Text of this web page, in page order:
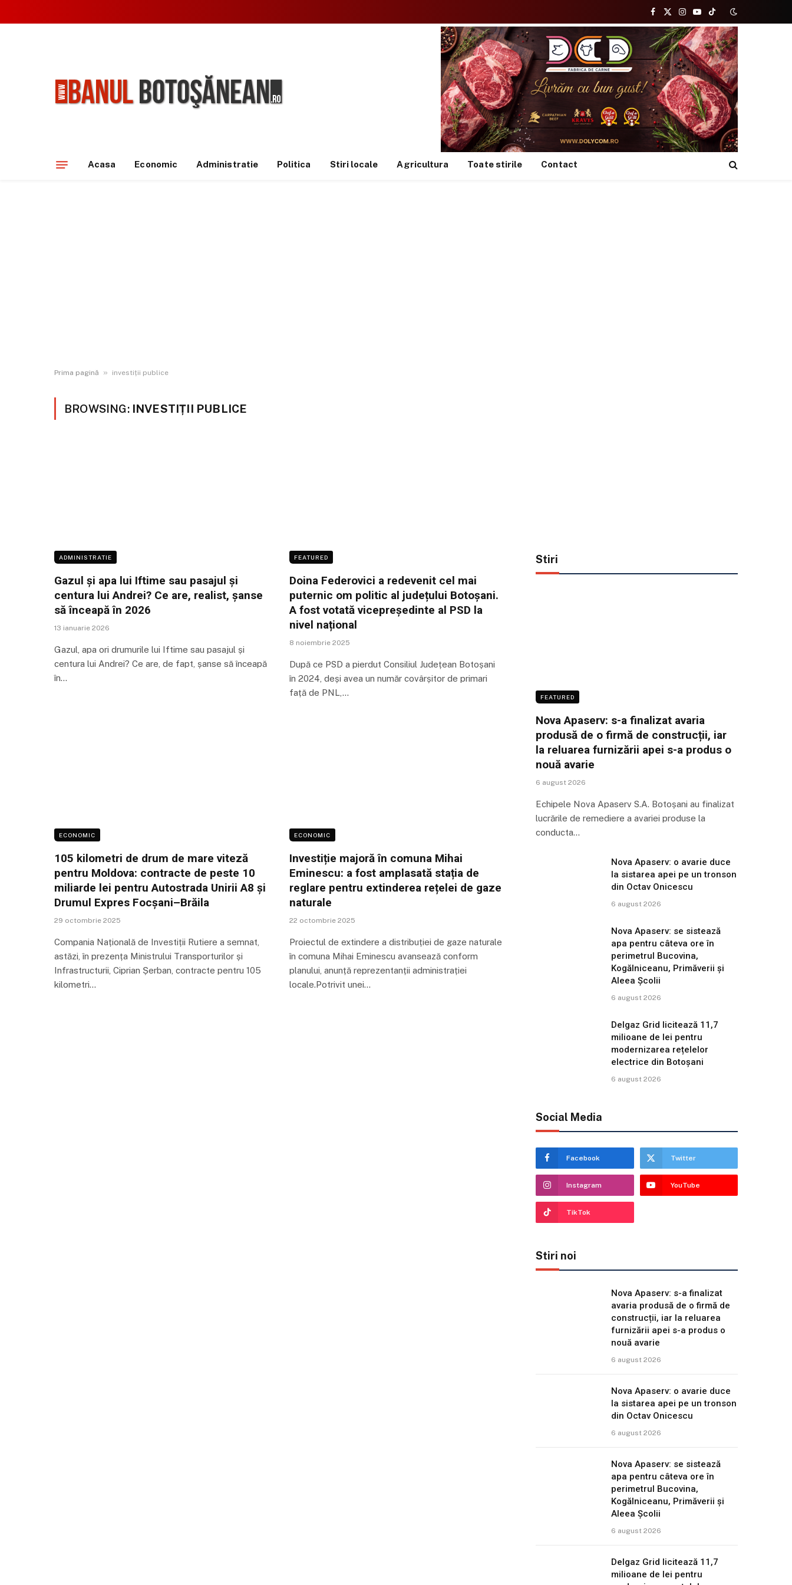
Facebook
X
(Twitter)
Instagram
YouTubeTikTok
Acasa Economic Administratie Politica Stiri locale Agricultura Toate stirile Contact
Prima pagină » investiții publice
BROWSING: INVESTIȚII PUBLICE
ADMINISTRATIE
Gazul și apa lui Iftime sau pasajul și
centura lui Andrei? Ce are, realist, șanse
să înceapă în 2026
13 ianuarie 2026
Gazul, apa ori drumurile lui Iftime sau pasajul și
centura lui Andrei? Ce are, de fapt, șanse să înceapă
în…
FEATURED
Doina Federovici a redevenit cel mai
puternic om politic al județului Botoșani.
A fost votată vicepreședinte al PSD la
nivel național
8 noiembrie 2025
După ce PSD a pierdut Consiliul Județean Botoșani
în 2024, deși avea un număr covârșitor de primari
față de PNL,…
ECONOMIC
105 kilometri de drum de mare viteză
pentru Moldova: contracte de peste 10
miliarde lei pentru Autostrada Unirii A8 și
Drumul Expres Focșani–Brăila
29 octombrie 2025
Compania Națională de Investiții Rutiere a semnat,
astăzi, în prezența Ministrului Transporturilor și
Infrastructurii, Ciprian Șerban, contracte pentru 105
kilometri…
ECONOMIC
Investiție majoră în comuna Mihai
Eminescu: a fost amplasată stația de
reglare pentru extinderea rețelei de gaze
naturale
22 octombrie 2025
Proiectul de extindere a distribuției de gaze naturale
în comuna Mihai Eminescu avansează conform
planului, anunță reprezentanții administrației
locale.Potrivit unei…
Stiri
FEATURED
Nova Apaserv: s-a finalizat avaria
produsă de o firmă de construcții, iar
la reluarea furnizării apei s-a produs o
nouă avarie
6 august 2026
Echipele Nova Apaserv S.A. Botoșani au finalizat
lucrările de remediere a avariei produse la
conducta…
Nova Apaserv: o avarie duce
la sistarea apei pe un tronson
din Octav Onicescu
6 august 2026
Nova Apaserv: se sistează
apa pentru câteva ore în
perimetrul Bucovina,
Kogălniceanu, Primăverii și
Aleea Școlii
6 august 2026
Delgaz Grid licitează 11,7
milioane de lei pentru
modernizarea rețelelor
electrice din Botoșani
6 august 2026
Social Media
Facebook Twitter
Instagram YouTube
TikTok
Stiri noi
Nova Apaserv: s-a finalizat
avaria produsă de o firmă de
construcții, iar la reluarea
furnizării apei s-a produs o
nouă avarie
6 august 2026
Nova Apaserv: o avarie duce
la sistarea apei pe un tronson
din Octav Onicescu
6 august 2026
Nova Apaserv: se sistează
apa pentru câteva ore în
perimetrul Bucovina,
Kogălniceanu, Primăverii și
Aleea Școlii
6 august 2026
Delgaz Grid licitează 11,7
milioane de lei pentru